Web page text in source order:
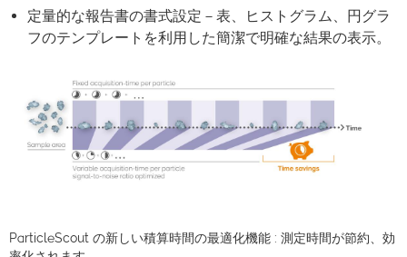
定量的な報告書の書式設定－表、ヒストグラム、円グラ
フのテンプレートを利用した簡潔で明確な結果の表示。
ParticleScout の新しい積算時間の最適化機能 : 測定時間が節約、効